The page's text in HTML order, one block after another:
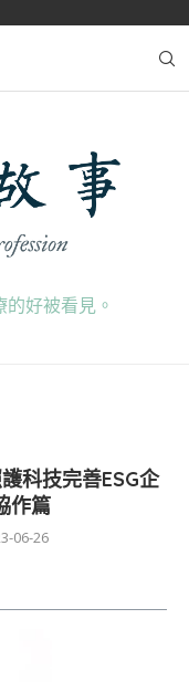
好被看見。
科技完善ESG企
作篇
06-26